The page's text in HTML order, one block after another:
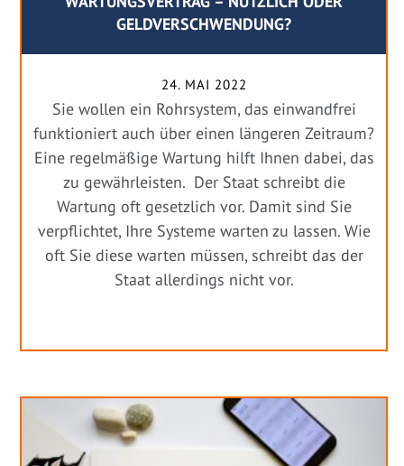
GELDVERSCHWENDUNG?
24. MAI 2022
Sie wollen ein Rohrsystem, das einwandfrei
funktioniert auch über einen längeren Zeitraum?
Eine regelmäßige Wartung hilft Ihnen dabei, das
zu gewährleisten. Der Staat schreibt die
Wartung oft gesetzlich vor. Damit sind Sie
verpflichtet, Ihre Systeme warten zu lassen. Wie
oft Sie diese warten müssen, schreibt das der
Staat allerdings nicht vor.